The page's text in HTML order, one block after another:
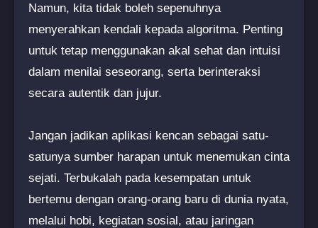
Namun, kita tidak boleh sepenuhnya
menyerahkan kendali kepada algoritma. Penting
untuk tetap menggunakan akal sehat dan intuisi
dalam menilai seseorang, serta berinteraksi
secara autentik dan jujur.
Jangan jadikan aplikasi kencan sebagai satu-
satunya sumber harapan untuk menemukan cinta
sejati. Terbukalah pada kesempatan untuk
bertemu dengan orang-orang baru di dunia nyata,
melalui hobi, kegiatan sosial, atau jaringan